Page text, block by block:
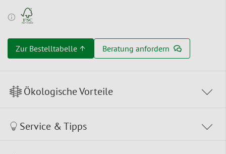
Zur Bestelltabelle ↑ Beratung anfordern
Ökologische Vorteile
Service & Tipps